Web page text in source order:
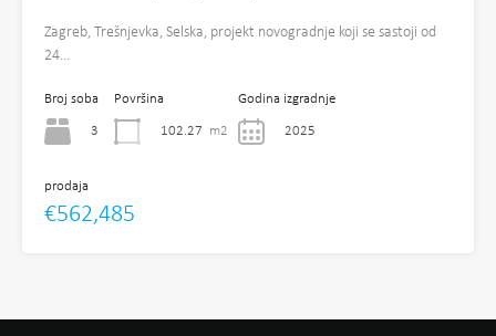
Zagreb, Trešnjevka, Selska, projekt novogradnje koji se sastoji od
24…
Broj soba
3
Površina
102.27 m2
Godina izgradnje
2025
prodaja
€562,485